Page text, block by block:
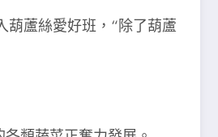
葫蘆絲愛好班，“除了葫蘆